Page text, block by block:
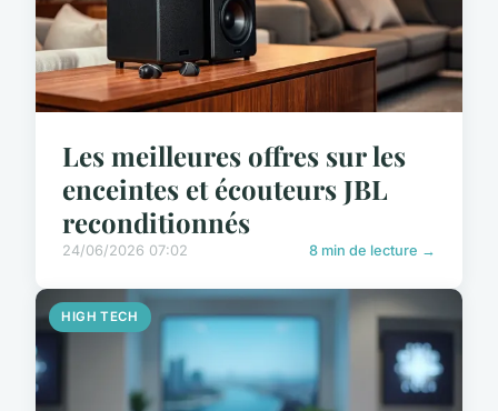
Les meilleures offres sur les
enceintes et écouteurs JBL
reconditionnés
24/06/2026 07:02 8 min de lecture →
HIGH TECH